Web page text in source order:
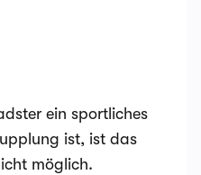
ein sportliches
ist, ist das
möglich.